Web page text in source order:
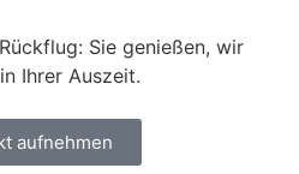
Sie genießen, wir
Ihrer Auszeit.
aufnehmen